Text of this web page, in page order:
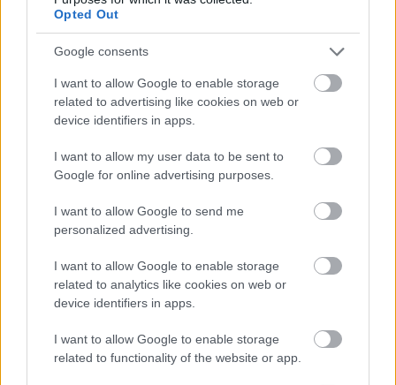
Opted Out
Google consents
I want to allow Google to enable storage
related to advertising like cookies on web or
device identifiers in apps.
I want to allow my user data to be sent to
Google for online advertising purposes.
I want to allow Google to send me
personalized advertising.
I want to allow Google to enable storage
related to analytics like cookies on web or
device identifiers in apps.
I want to allow Google to enable storage
related to functionality of the website or app.
Új nyomtatószolgáltatást indíthat az
Amazon
•2018. január 05.
Kevés cég befolyásolta olyan mértékben a